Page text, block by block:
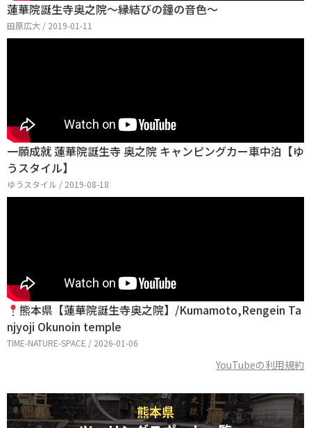
蓮華院誕生寺奥之院〜縁結びの鐘の音色〜
田原広大 / 2019-01-11
一願成就 蓮華院誕生寺 奥之院 キャンピングカー車中泊【ゆ
うスタイル】
ゆうスタイル / 2019-08-18
熊本県【蓮華院誕生寺奥之院】/Kumamoto,Rengein Ta
njyoji Okunoin temple
TIME-NATURE-SPACE / 2026-01-06
YouTubeの利用規約
熊本県